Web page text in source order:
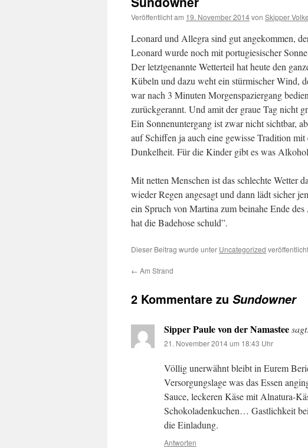
Veröffentlicht am 19. November 2014von Skipper
Leonard und Allegra sind gut angekommen,
Leonard wurde noch mit portugiesischer
Der letztgenannte Wetterteil hat heute den
Kübeln und dazu weht ein stürmischer Wind,
war nach 3 Minuten Morgenspaziergang
zurückgerannt. Und amit der graue Tag nicht
Ein Sonnenuntergang ist zwar nicht sichtbar,
auf Schiffen ja auch eine gewisse Tradition
Dunkelheit. Für die Kinder gibt es was
Mit netten Menschen ist das schlechte Wetter
wieder Regen angesagt und dann lädt sicher
ein Spruch von Martina zum beinahe Ende
hat die Badehose schuld”.
Dieser Beitrag wurde unter Uncategorized
← Am Strand
2 Kommentare zu Sundowner
Sipper Paule von der Namastee
21. November 2014 um 18:43 Uhr
Völlig unerwähnt bleibt in Eurem
Versorgungslage was das Essen
Sauce, leckeren Käse mit Alnatura-
Schokoladenkuchen… Gastlichkeit
die Einladung.
Antworten